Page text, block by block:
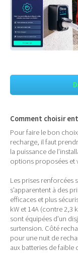
Comment choisir
Pour faire le bon
recharge, il faut
la puissance de
options proposées et
Les prises renforcées
s’apparentent à des
efficaces et plus
kW et 14A (contre 2,3
sont équipées d’un
surtension. Côté
pour une nuit de
aux batteries de faible